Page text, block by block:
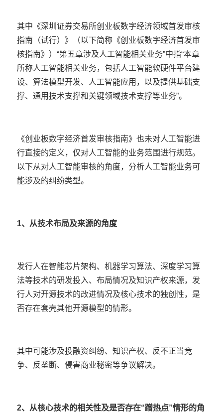
其中《深圳证券交易所创业板数字经济领域首发审核
指南（试行）》（以下简称《创业板数字经济首发审
核指南》）“第五章涉及人工智能相关业务”中指“本章
所称人工智能相关业务，包括人工智能软硬件平台建
设、算法模型开发、人工智能应用，以及提供基础支
撑、通用技术支撑和关键领域技术支撑等业务”。
《创业板数字经济首发审核指南》也未对人工智能进
行直接的定义，仅对人工智能的业务范围进行规范。
以下从对人工智能审核的角度，分析人工智能业务可
能涉及的纠纷类型。
1、从技术布局及来源的角度
发行人在智能芯片架构、机器学习算法、深度学习算
法等技术的研发投入、布局情况及知识产权来源，发
行人对开源技术的改进情况及核心技术的独创性，是
否存在套壳其他开源模型的情形。
其中可能涉及投融资纠纷、知识产权、反不正当竞
争、反垄断、侵害商业秘密等争议解决。
2、从核心技术的相关性及是否存在“蹭热点”情形的角